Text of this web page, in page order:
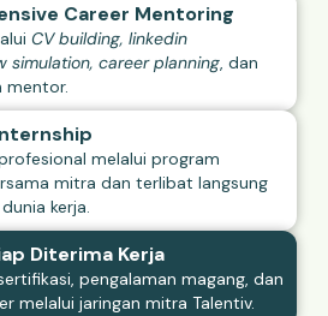
Career Mentoring
CV building, linkedin
simulation, career planning, dan
mentor.
melalui program
mitra dan terlibat langsung
kerja.
Diterima Kerja
pengalaman magang, dan
melalui jaringan mitra Talentiv.